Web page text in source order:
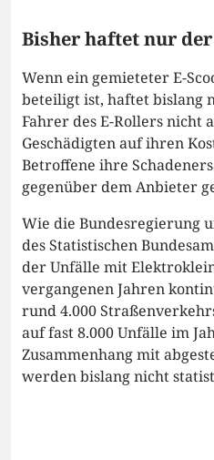
Bisher haftet nur
Wenn ein gemieteter E-
beteiligt ist, haftet bislang
Fahrer des E-Rollers nicht
Geschädigten auf ihren
Betroffene ihre
gegenüber dem Anbieter
Wie die Bundesregierung
des Statistischen
der Unfälle mit
vergangenen Jahren
rund 4.000
auf fast 8.000 Unfälle im
Zusammenhang mit
werden bislang nicht